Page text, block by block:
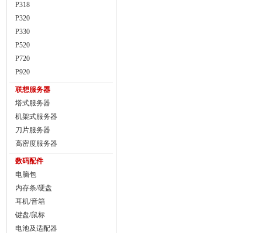
P318
P320
P330
P520
P720
P920
联想服务器
塔式服务器
机架式服务器
刀片服务器
高密度服务器
数码配件
电脑包
内存条/硬盘
耳机/音箱
键盘/鼠标
电池及适配器